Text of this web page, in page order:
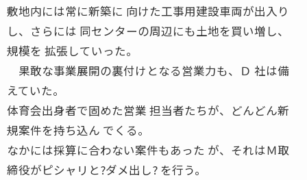
敷地内には常に新築に 向けた工事用建設車両が出入り
し、さらには 同センターの周辺にも土地を買い増し、
規模を 拡張していった。
果敢な事業展開の裏付けとなる営業力も、Ｄ 社は備
えていた。
体育会出身者で固めた営業 担当者たちが、どんどん新
規案件を持ち込ん でくる。
なかには採算に合わない案件もあった が、それはＭ取
締役がピシャリと?ダメ出し? を行う。